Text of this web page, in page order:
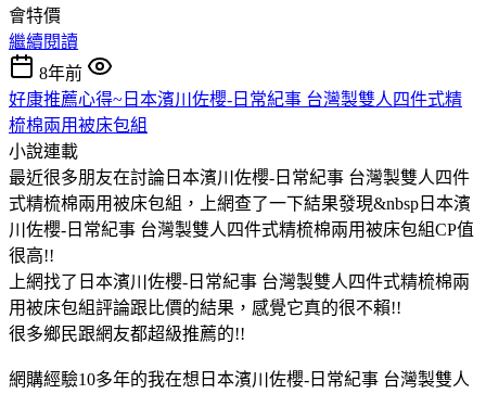
會特價
繼續閱讀
8年前
好康推薦心得~日本濱川佐櫻-日常紀事 台灣製雙人四件式精
梳棉兩用被床包組
小說連載
最近很多朋友在討論日本濱川佐櫻-日常紀事 台灣製雙人四件
式精梳棉兩用被床包組，上網查了一下結果發現&nbsp日本濱
川佐櫻-日常紀事 台灣製雙人四件式精梳棉兩用被床包組CP值
很高!!
上網找了日本濱川佐櫻-日常紀事 台灣製雙人四件式精梳棉兩
用被床包組評論跟比價的結果，感覺它真的很不賴!!
很多鄉民跟網友都超級推薦的!!
網購經驗10多年的我在想日本濱川佐櫻-日常紀事 台灣製雙人